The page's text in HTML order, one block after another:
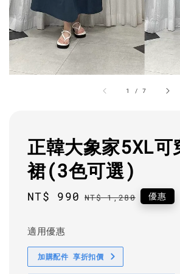
1 /7
正韓大象家5XL可
裙(3色可選)
Sale
NT$ 990 Regular
NT$ 1,280 優惠
適用優惠
加購配件 享折扣價